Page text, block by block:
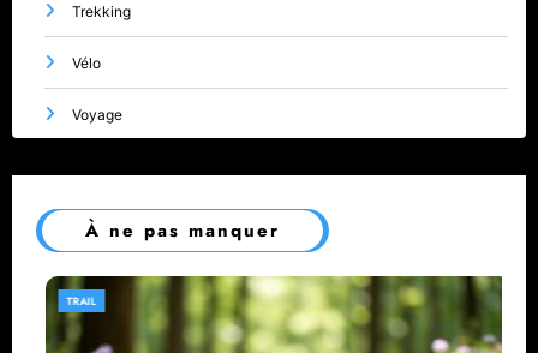
Trekking
Vélo
Voyage
À ne pas manquer
TRAIL